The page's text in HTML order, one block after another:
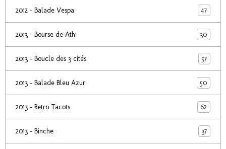
2012 - Balade Vespa 47
2013 - Bourse de Ath 30
2013 - Boucle des 3 cités 57
2013 - Balade Bleu Azur 50
2013 - Retro Tacots 62
2013 - Binche 37